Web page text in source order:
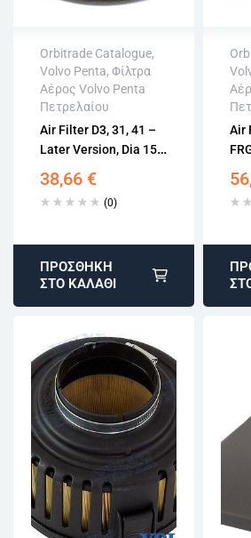
Orbitrade Catalogue,
Volvo Penta, Φίλτρα
Αέρος Volvo Penta
Πετρελαίου
Air Filter D3, 31, 41 –
Later Version, Dia 155
38,66 €
(0)
Άμεση αποστολή
Επιστροφή εντός
Αγορά χωρίς
εγγραφή
ΠΡΟΣΘΉΚΗ
ΣΤΟ ΚΑΛΆΘΙ
Air